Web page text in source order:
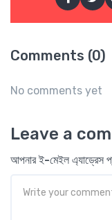
Comments (0)
No comments yet
Leave a
আপনার ই-মেইল এ্যাড্রেস